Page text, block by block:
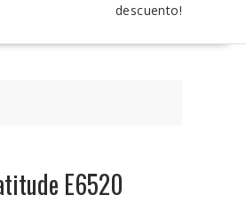
descuento!
E6520